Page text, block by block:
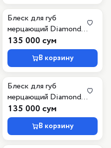
Блеск для губ
мерцающий Diamond
Glaze Lip Gloss, 040
Diamonds Made Me Do
It, 3 мл
135 000 сум
В корзину
Блеск для губ
мерцающий Diamond
Glaze Lip Gloss, 010
Bubbles 'N' Troubles, 3 мл
135 000 сум
В корзину